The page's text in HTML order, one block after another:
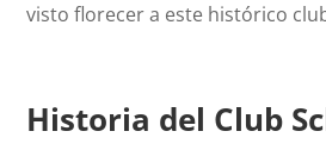
visto florecer a este histórico
Historia del Club